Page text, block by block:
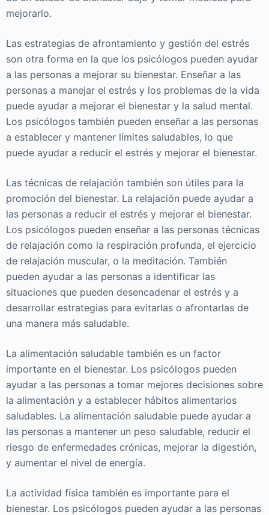
mejorarlo.
Las estrategias de afrontamiento y gestión del estrés
son otra forma en la que los psicólogos pueden ayudar
a las personas a mejorar su bienestar. Enseñar a las
personas a manejar el estrés y los problemas de la vida
puede ayudar a mejorar el bienestar y la salud mental.
Los psicólogos también pueden enseñar a las personas
a establecer y mantener límites saludables, lo que
puede ayudar a reducir el estrés y mejorar el bienestar.
Las técnicas de relajación también son útiles para la
promoción del bienestar. La relajación puede ayudar a
las personas a reducir el estrés y mejorar el bienestar.
Los psicólogos pueden enseñar a las personas técnicas
de relajación como la respiración profunda, el ejercicio
de relajación muscular, o la meditación. También
pueden ayudar a las personas a identificar las
situaciones que pueden desencadenar el estrés y a
desarrollar estrategias para evitarlas o afrontarlas de
una manera más saludable.
La alimentación saludable también es un factor
importante en el bienestar. Los psicólogos pueden
ayudar a las personas a tomar mejores decisiones sobre
la alimentación y a establecer hábitos alimentarios
saludables. La alimentación saludable puede ayudar a
las personas a mantener un peso saludable, reducir el
riesgo de enfermedades crónicas, mejorar la digestión,
y aumentar el nivel de energía.
La actividad física también es importante para el
bienestar. Los psicólogos pueden ayudar a las personas